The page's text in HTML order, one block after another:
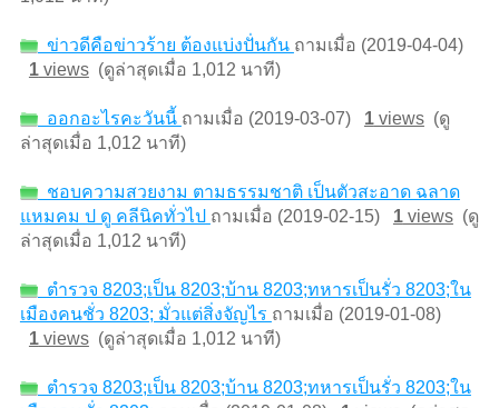
ข่าวดีคือข่าวร้าย ต้องแบ่งปั่นกัน ถามเมื่อ (2019-04-04)
1views(ดูล่าสุดเมื่อ 1,012 นาที)
ออกอะไรคะวันนี้ ถามเมื่อ (2019-03-07) 1views(ดู
ล่าสุดเมื่อ 1,012 นาที)
ชอบความสวยงาม ตามธรรมชาติ เป็นตัวสะอาด ฉลาด
แหมคม ป ดู คลีนิคทั่วไป ถามเมื่อ (2019-02-15) 1views(ดู
ล่าสุดเมื่อ 1,012 นาที)
ตำรวจ 8203;เป็น 8203;บ้าน 8203;ทหารเป็นรั่ว 8203;ใน
เมืองคนชั่ว 8203; มั่วแต่สิ่งจัญไร ถามเมื่อ (2019-01-08)
1views(ดูล่าสุดเมื่อ 1,012 นาที)
ตำรวจ 8203;เป็น 8203;บ้าน 8203;ทหารเป็นรั่ว 8203;ใน